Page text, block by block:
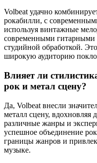
Volbeat удачно
рокабилли, с
используя винтажные
современными гитарными
студийной обработкой.
широкую аудиторию
Влияет ли
рок и метал сцену?
Да, Volbeat внесли
металл сцену, вдохновляя
различные жанры и
успешное объединение
границы жанров и
музыке.